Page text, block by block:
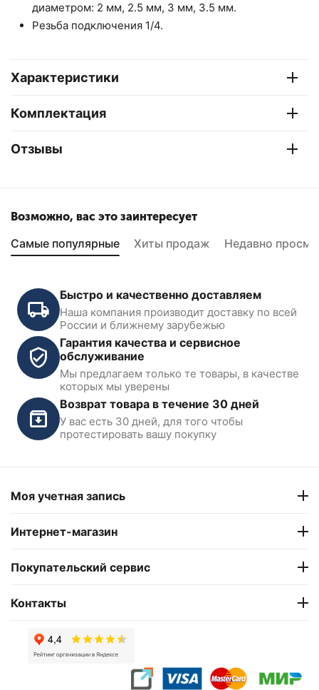
диаметром: 2 мм, 2.5 мм, 3 мм, 3.5 мм.
Резьба подключения 1/4.
Характеристики
Комплектация
Отзывы
Возможно, вас это заинтересует
Самые популярные Хиты продаж Недавно
Быстро и качественно доставляем
Наша компания производит доставку по всей
России и ближнему зарубежью
Гарантия качества и сервисное
обслуживание
Мы предлагаем только те товары, в качестве
которых мы уверены
Возврат товара в течение 30 дней
У вас есть 30 дней, для того чтобы
протестировать вашу покупку
Моя учетная запись
Интернет-магазин
Покупательский сервис
Контакты